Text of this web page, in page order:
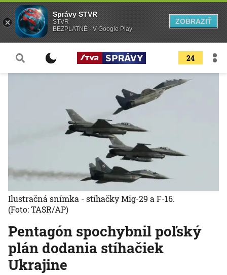
24
Pentagón spochybnil poľský
plán dodania stíhačiek
Ukrajine
Ilustračná snímka - stíhačky Mig-29 a F-16.
(Foto: TASR/AP)
Správy STVR
STVR
BEZPLATNÉ - V Google Play
ZOBRAZIŤ